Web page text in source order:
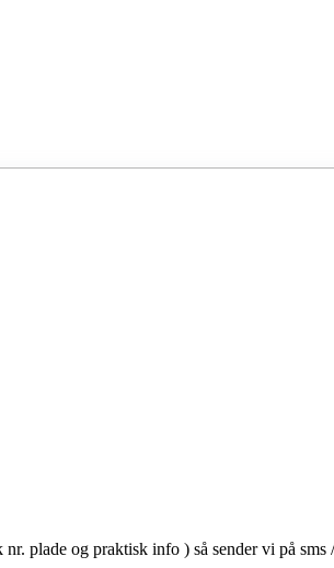
plade og praktisk info ) så sender vi på sms